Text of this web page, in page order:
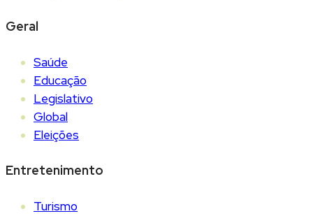
Geral
Saúde
Educação
Legislativo
Global
Eleições
Entretenimento
Turismo